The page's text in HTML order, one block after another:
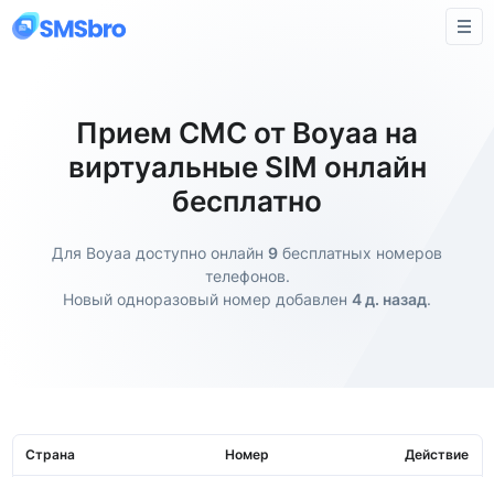
Прием СМС от Boyaa на
виртуальные SIM онлайн
бесплатно
Для Boyaa доступно онлайн 9 бесплатных номеров
телефонов.
Новый одноразовый номер добавлен 4 д. назад.
Страна Номер Действие